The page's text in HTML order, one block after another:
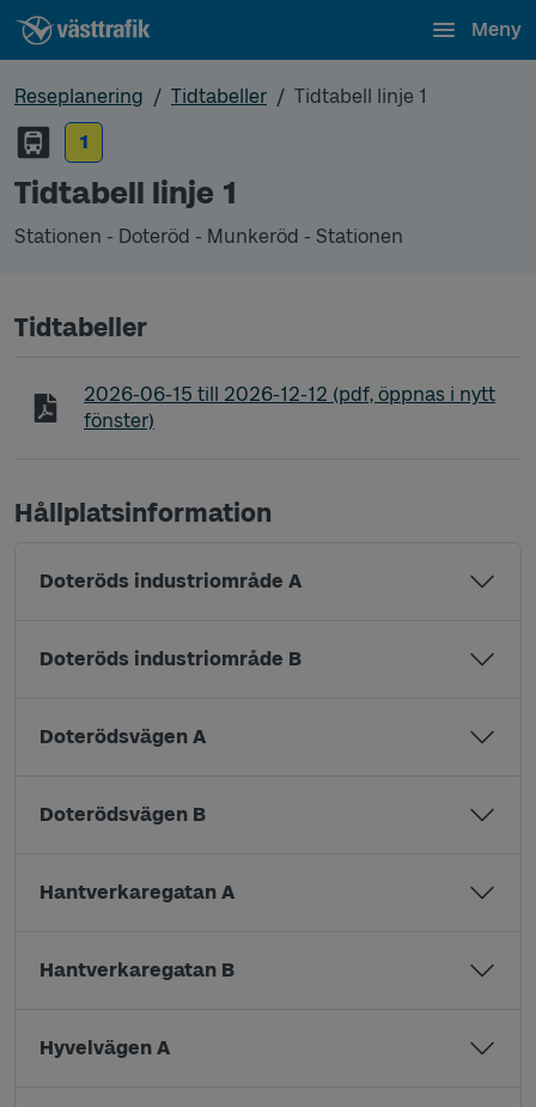
Meny
Reseplanering Tidtabeller
Tidtabell linje 1
1
Tidtabell linje 1
Stationen - Doteröd - Munkeröd - Stationen
Tidtabeller
Tidtabell linje 1 Stationen - Doteröd - Munkeröd -
2026-06-15 till 2026-12-12 (pdf, öppnas i nytt
fönster)
Hållplatsinformation
Doteröds industriområde A
Doteröds industriområde B
Doterödsvägen A
Doterödsvägen B
Hantverkaregatan A
Hantverkaregatan B
Hyvelvägen A